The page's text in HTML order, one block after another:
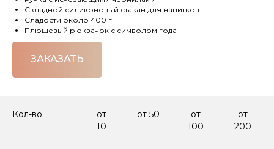
Складной силиконовый стакан для напитков
Сладости около 400 г
Плюшевый рюкзачок с символом года
ЗАКАЗАТЬ
Кол-во
от
10
от 50
от
100
от
200